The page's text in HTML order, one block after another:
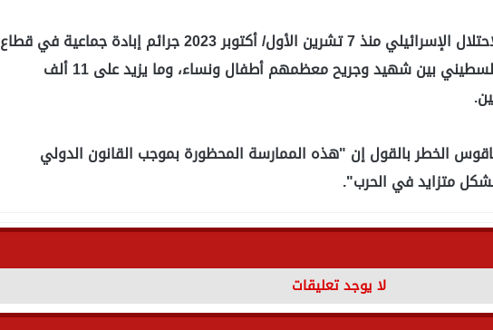
وبدعم أميركي مطلق يرتكب الاحتلال الإسرائيلي منذ 7 تشرين الأول/ أكتوبر 2023 جرائم إبادة جماعية في قطاع
غزة، خلّفت أكثر من 176 ألف فلسطيني بين شهيد وجريح معظمهم أطفال ونساء، وما يزيد على 11 ألف
الخطر بالقول إن "هذه الممارسة المحظورة بموجب القانون الدولي
متزايد في الحرب".
لا يوجد تعليقات